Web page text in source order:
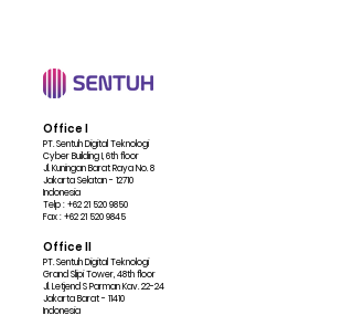
Office I
PT. Sentuh Digital Teknologi
Cyber Building I, 6th floor
Jl. Kuningan Barat Raya No. 8
Jakarta Selatan - 12710
Indonesia
Telp :+62 21 520 9850
Fax :+62 21 520 9845
Office II
PT. Sentuh Digital Teknologi
Grand Slipi Tower, 48th floor
Jl. Letjend S Parman Kav. 22-24
Jakarta Barat - 11410
Indonesia